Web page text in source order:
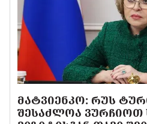
ᲛᲐᲢᲕᲘᲔᲜᲙᲝ: ᲠᲣᲡ
ᲨᲔᲡᲐᲫᲚᲝᲐ ᲕᲣᲠᲩᲘᲝᲗ